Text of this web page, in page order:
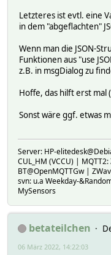
Letzteres ist evtl. eine
in dem "abgeflachten"
Wenn man die JSON-
Funktionen aus "use
z.B. in msgDialog zu
Hoffe, das hilft erst mal
Sonst wäre ggf. etwas
Server: HP-
CUL_HM (VCCU) |
BT@OpenMQTTGw |
svn: u.a Weekday-
MySensors
betateilchen
06 März 2022, 14:22:03